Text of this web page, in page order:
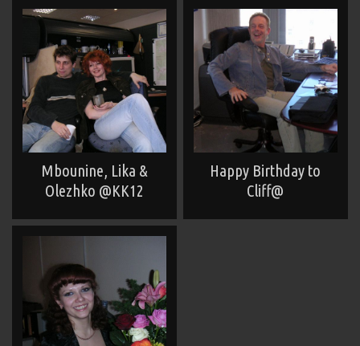
Mbounine, Lika &
Olezhko @KK12
Happy Birthday to
Cliff@